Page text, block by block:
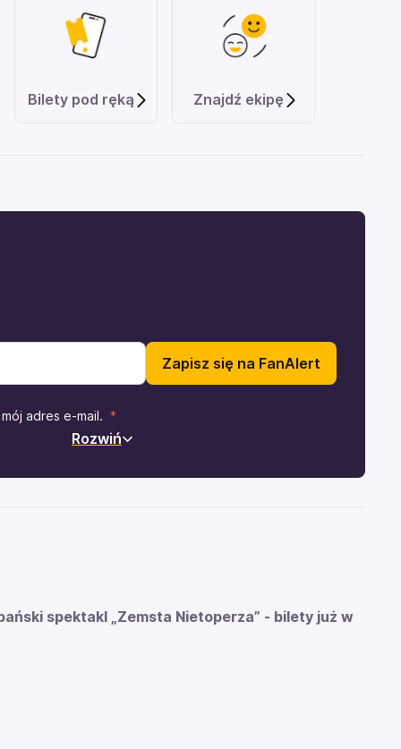
Bilety pod ręką Znajdź ekipę
Zapisz się na FanAlert
adres e-mail.
Rozwiń
spektakl „Zemsta Nietoperza” - bilety już w